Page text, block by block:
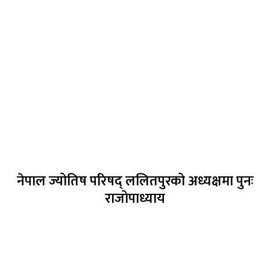
नेपाल ज्योतिष परिषद् ललितपुरको अध्यक्षमा पुनः
राजोपाध्याय